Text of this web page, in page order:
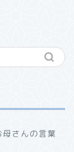
母さんの言葉